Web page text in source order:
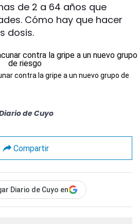
de 2 a 64 años que
Cómo hay que hacer
dosis.
contra la gripe a un nuevo grupo de
de Cuyo
Compartir
Diario de Cuyo en